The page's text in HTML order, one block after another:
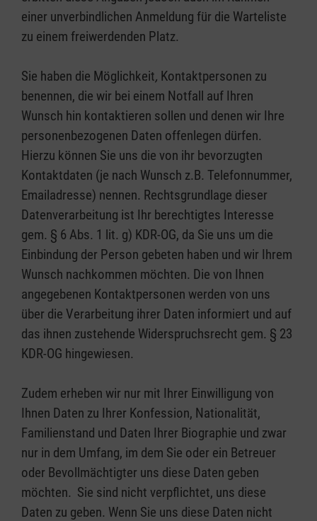
einer unverbindlichen Anmeldung für die Warteliste
zu einem freiwerdenden Platz.
Sie haben die Möglichkeit, Kontaktpersonen zu
benennen, die wir bei einem Notfall auf Ihren
Wunsch hin kontaktieren sollen und denen wir Ihre
personenbezogenen Daten offenlegen dürfen.
Hierzu können Sie uns die von ihr bevorzugten
Kontaktdaten (je nach Wunsch z.B. Telefonnummer,
Emailadresse) nennen. Rechtsgrundlage dieser
Datenverarbeitung ist Ihr berechtigtes Interesse
gem. § 6 Abs. 1 lit. g) KDR-OG, da Sie uns um die
Einbindung der Person gebeten haben und wir Ihrem
Wunsch nachkommen möchten. Die von Ihnen
angegebenen Kontaktpersonen werden von uns
über die Verarbeitung ihrer Daten informiert und auf
das ihnen zustehende Widerspruchsrecht gem. § 23
KDR-OG hingewiesen.
Zudem erheben wir nur mit Ihrer Einwilligung von
Ihnen Daten zu Ihrer Konfession, Nationalität,
Familienstand und Daten Ihrer Biographie und zwar
nur in dem Umfang, im dem Sie oder ein Betreuer
oder Bevollmächtigter uns diese Daten geben
möchten. Sie sind nicht verpflichtet, uns diese
Daten zu geben. Wenn Sie uns diese Daten nicht